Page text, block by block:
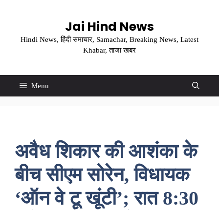
Jai Hind News
Hindi News, हिंदी समाचार, Samachar, Breaking News, Latest
Khabar, ताजा खबर
Menu
अवैध शिकार की आशंका के
बीच सीएम सोरेन, विधायक
‘ऑन वे टू खूंटी’; रात 8:30